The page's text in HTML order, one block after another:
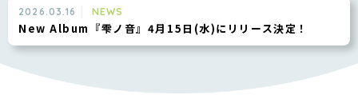
2026.03.16 NEWS
New Album『雫ノ音』4月15日(水)にリリース決定！